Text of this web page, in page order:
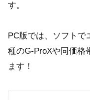
す。
PC版では、ソフト
種のG-ProXや同価格
ます！